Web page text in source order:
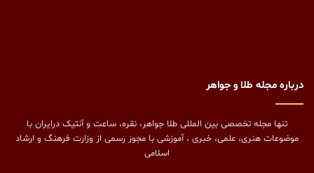
درباره مجله طلا و جواهر
تنها مجله تخصصی بین المللی طلا جواهر، نقره، ساعت و آنتیک درایران با
موضوعات هنری، علمی، خبری ، آموزشی با مجوز رسمی از وزارت فرهنگ و ارشاد
اسلامی